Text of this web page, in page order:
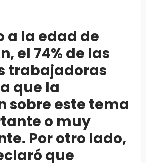
a la edad de
el 74% de las
trabajadoras
que la
sobre este tema
o muy
Por otro lado,
que